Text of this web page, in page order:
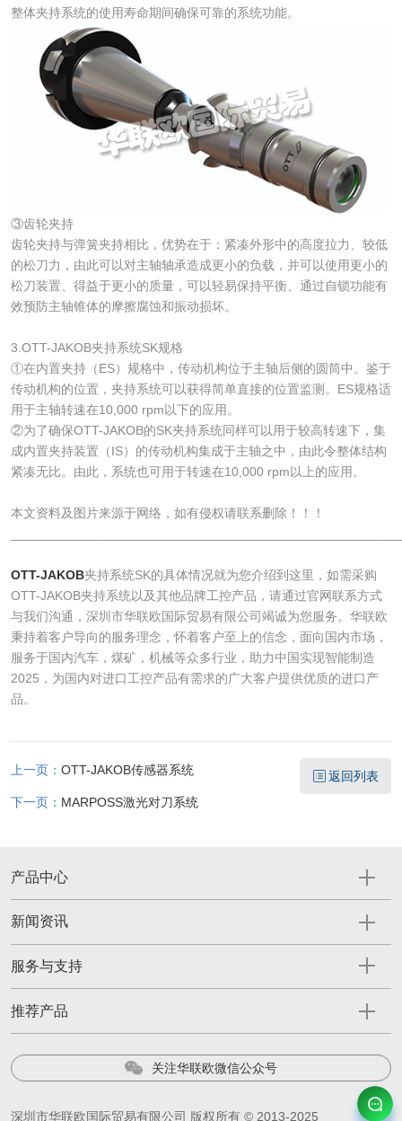
整体夹持系统的使用寿命期间确保可靠的系统功能。
③齿轮夹持
齿轮夹持与弹簧夹持相比，优势在于：紧凑外形中的高度拉力、较低
的松刀力，由此可以对主轴轴承造成更小的负载，并可以使用更小的
松刀装置、得益于更小的质量，可以轻易保持平衡、通过自锁功能有
效预防主轴锥体的摩擦腐蚀和振动损坏。
3.OTT-JAKOB夹持系统SK规格
①在内置夹持（ES）规格中，传动机构位于主轴后侧的圆筒中。鉴于
传动机构的位置，夹持系统可以获得简单直接的位置监测。ES规格适
用于主轴转速在10,000 rpm以下的应用。
②为了确保OTT-JAKOB的SK夹持系统同样可以用于较高转速下，集
成内置夹持装置（IS）的传动机构集成于主轴之中，由此令整体结构
紧凑无比。由此，系统也可用于转速在10,000 rpm以上的应用。
本文资料及图片来源于网络，如有侵权请联系删除！！！
OTT-JAKOB夹持系统SK的具体情况就为您介绍到这里，如需采购
OTT-JAKOB夹持系统以及其他品牌工控产品，请通过官网联系方式
与我们沟通，深圳市华联欧国际贸易有限公司竭诚为您服务。华联欧
秉持着客户导向的服务理念，怀着客户至上的信念，面向国内市场，
服务于国内汽车，煤矿，机械等众多行业，助力中国实现智能制造
2025，为国内对进口工控产品有需求的广大客户提供优质的进口产
品。
上一页： OTT-JAKOB传感器系统
下一页： MARPOSS激光对刀系统
返回列表
产品中心
新闻资讯
服务与支持
推荐产品
关注华联欧微信公众号
深圳市华联欧国际贸易有限公司 版权所有 © 2013-2025